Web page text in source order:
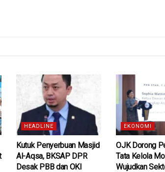
HEADLINE
Kutuk Penyerbuan Masjid
Al-Aqsa, BKSAP DPR
Desak PBB dan OKI
EKONOMI
OJK Dorong
Tata Kelola
Wujudkan